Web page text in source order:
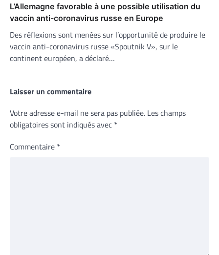
L’Allemagne favorable à une possible utilisation du
vaccin anti-coronavirus russe en Europe
Des réflexions sont menées sur l’opportunité de produire le
vaccin anti-coronavirus russe «Spoutnik V», sur le
continent européen, a déclaré…
Laisser un commentaire
Votre adresse e-mail ne sera pas publiée. Les champs
obligatoires sont indiqués avec *
Commentaire *